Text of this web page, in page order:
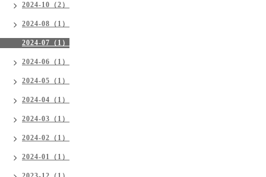
2024-10（2）
2024-08（1）
2024-07（1）
2024-06（1）
2024-05（1）
2024-04（1）
2024-03（1）
2024-02（1）
2024-01（1）